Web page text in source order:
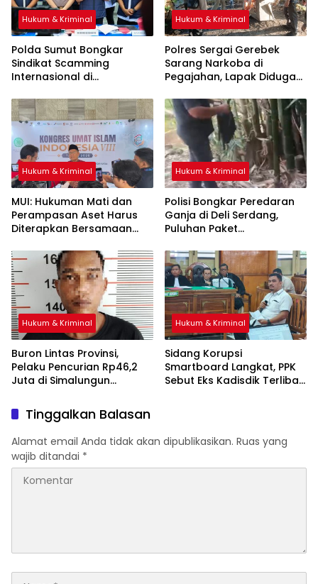
Hukum & Kriminal
Polda Sumut Bongkar
Sindikat Scamming
Internasional di
Asal Kalimantan Rugi Rp6,7
Miliar
Hukum & Kriminal
Polres Sergai Gerebek
Sarang Narkoba di
Pegajahan, Lapak Diduga
Dibakar
Hukum & Kriminal
‎MUI: Hukuman Mati dan
Perampasan Aset Harus
Diterapkan Bersamaan
Hukum & Kriminal
Polisi Bongkar Peredaran
Ganja di Deli Serdang,
Puluhan Paket
Bambu
Hukum & Kriminal
Buron Lintas Provinsi,
Pelaku Pencurian Rp46,2
Juta di Simalungun
Hukum & Kriminal
Sidang Korupsi
Smartboard Langkat, PPK
Sebut Eks Kadisdik Terlibat
Tinggalkan Balasan
Alamat email Anda tidak akan dipublikasikan. Ruas yang
wajib ditandai *